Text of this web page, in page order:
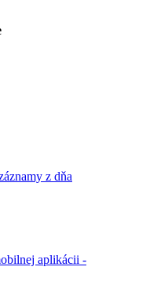
z dňa
aplikácii -